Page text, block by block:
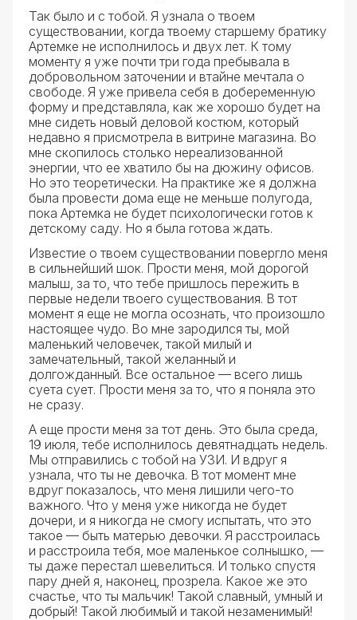
Так было и с тобой. Я узнала о твоем
существовании, когда твоему старшему братику
Артемке не исполнилось и двух лет. К тому
моменту я уже почти три года пребывала в
добровольном заточении и втайне мечтала о
свободе. Я уже привела себя в добеременную
форму и представляла, как же хорошо будет на
мне сидеть новый деловой костюм, который
недавно я присмотрела в витрине магазина. Во
мне скопилось столько нереализованной
энергии, что ее хватило бы на дюжину офисов.
Но это теоретически. На практике же я должна
была провести дома еще не меньше полугода,
пока Артемка не будет психологически готов к
детскому саду. Но я была готова ждать.
Известие о твоем существовании повергло меня
в сильнейший шок. Прости меня, мой дорогой
малыш, за то, что тебе пришлось пережить в
первые недели твоего существования. В тот
момент я еще не могла осознать, что произошло
настоящее чудо. Во мне зародился ты, мой
маленький человечек, такой милый и
замечательный, такой желанный и
долгожданный. Все остальное — всего лишь
суета сует. Прости меня за то, что я поняла это
не сразу.
А еще прости меня за тот день. Это была среда,
19 июля, тебе исполнилось девятнадцать недель.
Мы отправились с тобой на УЗИ. И вдруг я
узнала, что ты не девочка. В тот момент мне
вдруг показалось, что меня лишили чего-то
важного. Что у меня уже никогда не будет
дочери, и я никогда не смогу испытать, что это
такое — быть матерью девочки. Я расстроилась
и расстроила тебя, мое маленькое солнышко, —
ты даже перестал шевелиться. И только спустя
пару дней я, наконец, прозрела. Какое же это
счастье, что ты мальчик! Такой славный, умный и
добрый! Такой любимый и такой незаменимый!